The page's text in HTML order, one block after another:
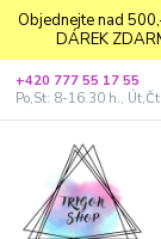
Objednejte nad
DÁREK
+420 777 55 17 55
Po,St: 8-16.30 h.,